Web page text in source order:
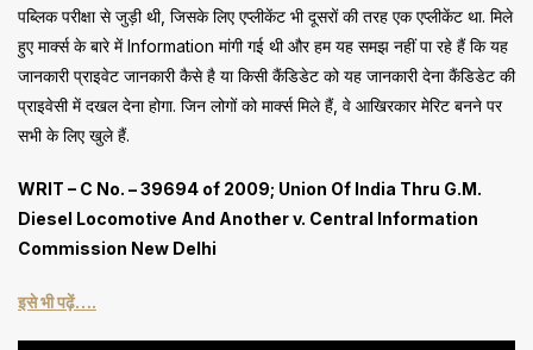
पब्लिक परीक्षा से जुड़ी थी, जिसके लिए एप्लीकेंट भी दूसरों की तरह एक एप्लीकेंट था. मिले
हुए मार्क्स के बारे में Information मांगी गई थी और हम यह समझ नहीं पा रहे हैं कि यह
जानकारी प्राइवेट जानकारी कैसे है या किसी कैंडिडेट को यह जानकारी देना कैंडिडेट की
प्राइवेसी में दखल देना होगा. जिन लोगों को मार्क्स मिले हैं, वे आखिरकार मेरिट बनने पर
सभी के लिए खुले हैं.
WRIT – C No. – 39694 of 2009; Union Of India Thru G.M.
Diesel Locomotive And Another v. Central Information
Commission New Delhi
इसे भी पढ़ें….